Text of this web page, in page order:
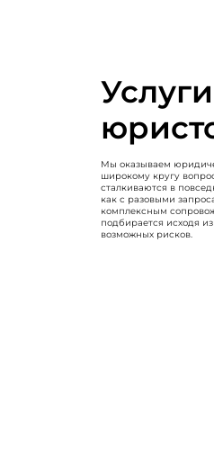
Услуги
Мы оказываем
широкому кругу
сталкиваются в
как с разовыми
комплексным
подбирается исходя
возможных рисков.